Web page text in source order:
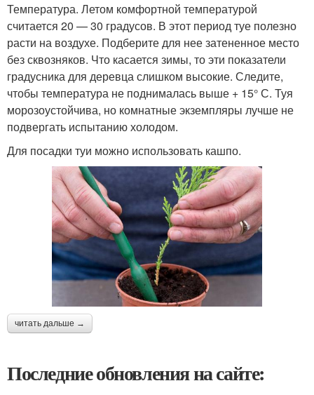
Температура. Летом комфортной температурой
считается 20 — 30 градусов. В этот период туе полезно
расти на воздухе. Подберите для нее затененное место
без сквозняков. Что касается зимы, то эти показатели
градусника для деревца слишком высокие. Следите,
чтобы температура не поднималась выше + 15° С. Туя
морозоустойчива, но комнатные экземпляры лучше не
подвергать испытанию холодом.
Для посадки туи можно использовать кашпо.
читать дальше →
Последние обновления на сайте: